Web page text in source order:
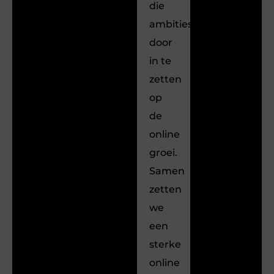
die
ambities
door
in te
zetten
op
de
online
groei.
Samen
zetten
we
een
sterke
online